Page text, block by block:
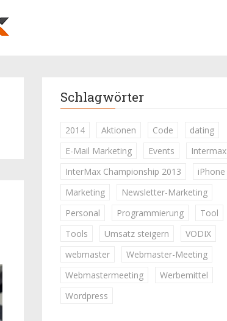
Schlagwörter
2014 Aktionen Code
dating
E-Mail Marketing
Events
Intermax
InterMax Championship 2013
iPhone
Marketing
Newsletter-Marketing
Personal
Programmierung
Tool
Tools
Umsatz steigern
VODIX
webmaster
Webmaster-Meeting
Webmastermeeting
Werbemittel
Wordpress